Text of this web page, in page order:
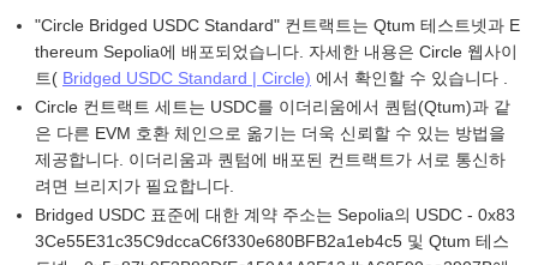
"Circle Bridged USDC Standard" 컨트랙트는 Qtum 테스트넷과 E
thereum Sepolia에 배포되었습니다. 자세한 내용은 Circle 웹사이
트( Bridged USDC Standard | Circle) 에서 확인할 수 있습니다 .
Circle 컨트랙트 세트는 USDC를 이더리움에서 퀀텀(Qtum)과 같
은 다른 EVM 호환 체인으로 옮기는 더욱 신뢰할 수 있는 방법을
제공합니다. 이더리움과 퀀텀에 배포된 컨트랙트가 서로 통신하
려면 브리지가 필요합니다.
Bridged USDC 표준에 대한 계약 주소는 Sepolia의 USDC - 0x83
3Ce55E31c35C9dccaC6f330e680BFB2a1eb4c5 및 Qtum 테스